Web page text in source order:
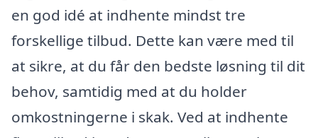
en god idé at indhente mindst tre
forskellige tilbud. Dette kan være med til
at sikre, at du får den bedste løsning til dit
behov, samtidig med at du holder
omkostningerne i skak. Ved at indhente